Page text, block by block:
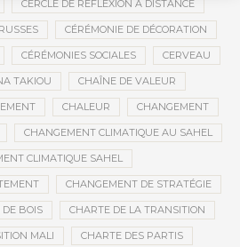
CERCLE DE RÉFLEXION À DISTANCE
CÉRÉMONIE DE DÉCORATION
CÉRÉMONIES SOCIALES CERVEAU
TAKIOU CHAÎNE DE VALEUR
CHALEUR CHANGEMENT
CHANGEMENT CLIMATIQUE AU SAHEL
CLIMATIQUE SAHEL
CHANGEMENT DE STRATÉGIE
BOIS CHARTE DE LA TRANSITION
MALI CHARTE DES PARTIS